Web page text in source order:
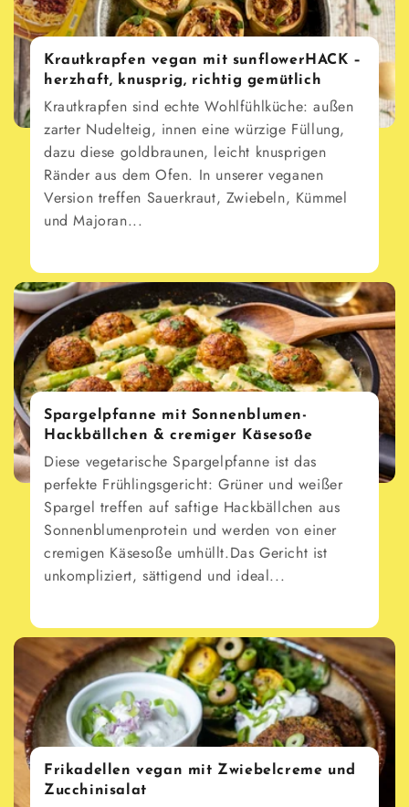
Krautkrapfen vegan mit sunflowerHACK –
herzhaft, knusprig, richtig gemütlich
Krautkrapfen sind echte Wohlfühlküche: außen
zarter Nudelteig, innen eine würzige Füllung,
dazu diese goldbraunen, leicht knusprigen
Ränder aus dem Ofen. In unserer veganen
Version treffen Sauerkraut, Zwiebeln, Kümmel
und Majoran...
Spargelpfanne mit Sonnenblumen-
Hackbällchen & cremiger Käsesoße
Diese vegetarische Spargelpfanne ist das
perfekte Frühlingsgericht: Grüner und weißer
Spargel treffen auf saftige Hackbällchen aus
Sonnenblumenprotein und werden von einer
cremigen Käsesoße umhüllt.Das Gericht ist
unkompliziert, sättigend und ideal...
Frikadellen vegan mit Zwiebelcreme und
Zucchinisalat